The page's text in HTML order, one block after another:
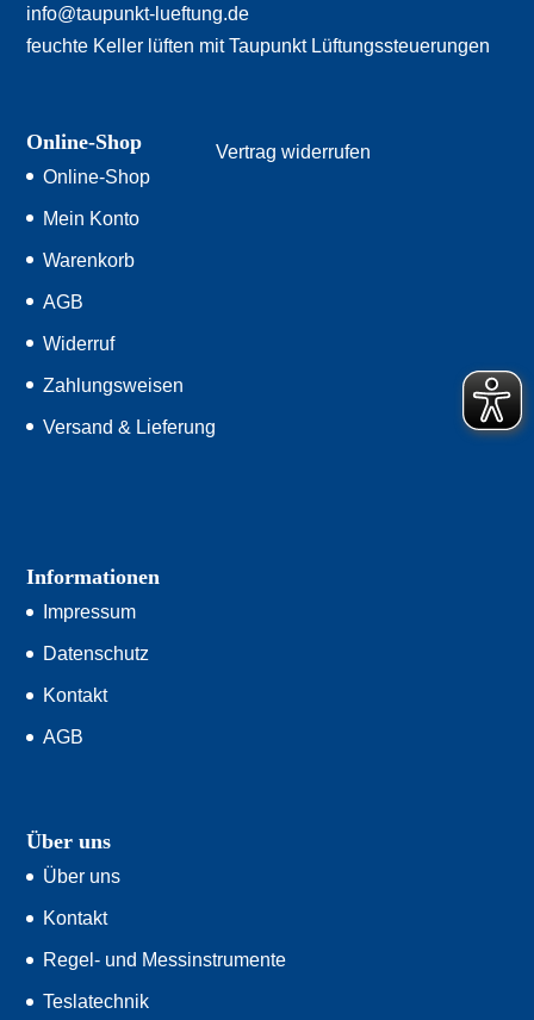
info@taupunkt-lueftung.de
feuchte Keller lüften mit Taupunkt Lüftungssteuerungen
Online-Shop
Online-Shop
Mein Konto
Warenkorb
AGB
Widerruf
Zahlungsweisen
Versand & Lieferung
Vertrag widerrufen
Informationen
Impressum
Datenschutz
Kontakt
AGB
Über uns
Über uns
Kontakt
Regel- und Messinstrumente
Teslatechnik